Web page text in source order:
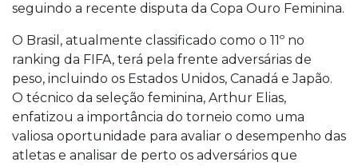
seguindo a recente disputa da Copa Ouro Feminina.
O Brasil, atualmente classificado como o 11º no
ranking da FIFA, terá pela frente adversárias de
peso, incluindo os Estados Unidos, Canadá e Japão.
O técnico da seleção feminina, Arthur Elias,
enfatizou a importância do torneio como uma
valiosa oportunidade para avaliar o desempenho das
atletas e analisar de perto os adversários que